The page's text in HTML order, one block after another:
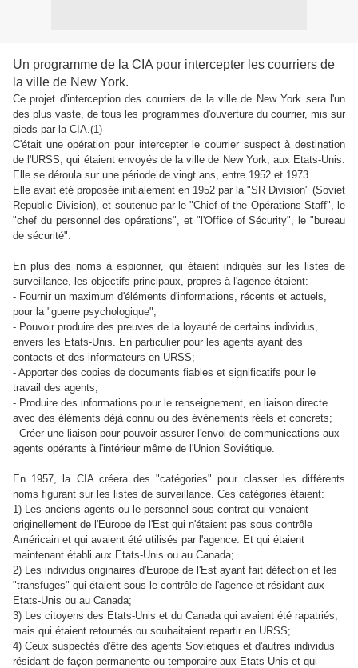
Un programme de la CIA pour intercepter les courriers de
la ville de New York.
Ce projet d'interception des courriers de la ville de New York sera l'un
des plus vaste, de tous les programmes d'ouverture du courrier, mis sur
pieds par la CIA.(1)
C'était une opération pour intercepter le courrier suspect à destination
de l'URSS, qui étaient envoyés de la ville de New York, aux Etats-Unis.
Elle se déroula sur une période de vingt ans, entre 1952 et 1973.
Elle avait été proposée initialement en 1952 par la "SR Division" (Soviet
Republic Division), et soutenue par le "Chief of the Opérations Staff", le
"chef du personnel des opérations", et "l'Office of Sécurity", le "bureau
de sécurité".
En plus des noms à espionner, qui étaient indiqués sur les listes de
surveillance, les objectifs principaux, propres à l'agence étaient:
- Fournir un maximum d'éléments d'informations, récents et actuels,
pour la "guerre psychologique";
- Pouvoir produire des preuves de la loyauté de certains individus,
envers les Etats-Unis. En particulier pour les agents ayant des
contacts et des informateurs en URSS;
- Apporter des copies de documents fiables et significatifs pour le
travail des agents;
- Produire des informations pour le renseignement, en liaison directe
avec des éléments déjà connu ou des évènements réels et concrets;
- Créer une liaison pour pouvoir assurer l'envoi de communications aux
agents opérants à l'intérieur même de l'Union Soviétique.
En 1957, la CIA créera des "catégories" pour classer les différents
noms figurant sur les listes de surveillance. Ces catégories étaient:
1) Les anciens agents ou le personnel sous contrat qui venaient
originellement de l'Europe de l'Est qui n'étaient pas sous contrôle
Américain et qui avaient été utilisés par l'agence. Et qui étaient
maintenant établi aux Etats-Unis ou au Canada;
2) Les individus originaires d'Europe de l'Est ayant fait défection et les
"transfuges" qui étaient sous le contrôle de l'agence et résidant aux
Etats-Unis ou au Canada;
3) Les citoyens des Etats-Unis et du Canada qui avaient été rapatriés,
mais qui étaient retournés ou souhaitaient repartir en URSS;
4) Ceux suspectés d'être des agents Soviétiques et d'autres individus
résidant de façon permanente ou temporaire aux Etats-Unis et qui